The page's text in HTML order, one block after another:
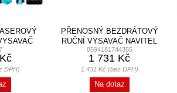
A...
DPH)
PŘENOSNÝ BEZDRÁTOVÝ
RUČNÍ VYSAVAČ NAVITEL
CL100
8594181744355
1 731 Kč
1 431 Kč (bez DPH)
Na dotaz